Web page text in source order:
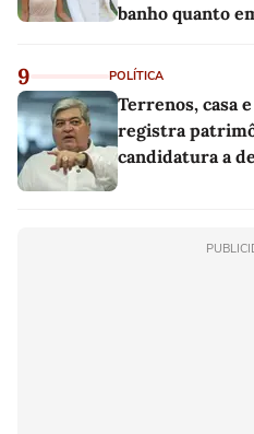
banho quanto
9 POLÍTICA
Terrenos, casa
registra
candidatura a